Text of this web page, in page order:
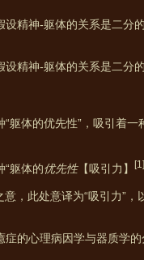
精神-躯体的关系是二
精神-躯体的关系是二分
躯体的优先性”，吸引着
“躯体的优先性【吸引力】 [1]
，此处意译为“吸引力”，
的心理病因学与器质学